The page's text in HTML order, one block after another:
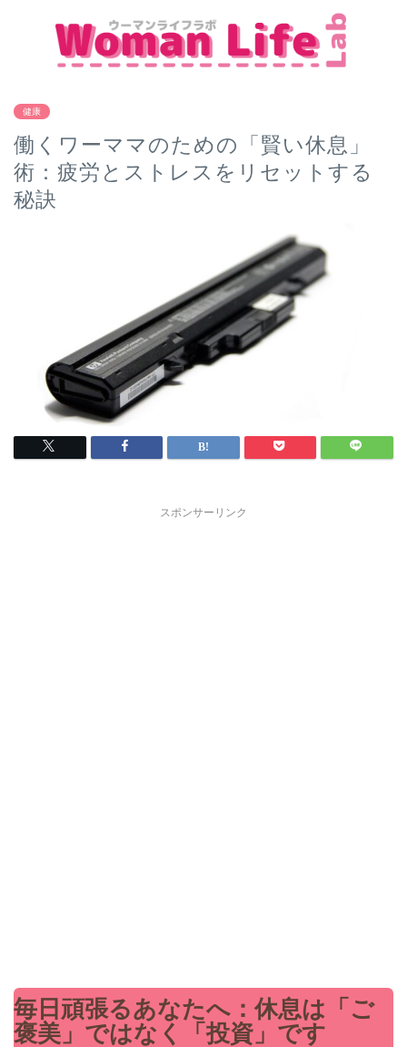
健康
働くワーママのための「賢い休息」
術：疲労とストレスをリセットする
秘訣
スポンサーリンク
毎日頑張るあなたへ：休息は「ご
褒美」ではなく「投資」です